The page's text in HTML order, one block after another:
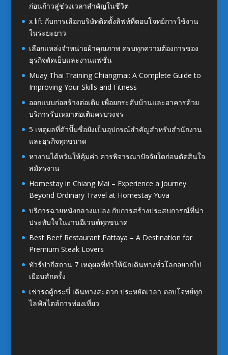
ก่อนก้าวสู่ช่วงเวลาสำคัญในชีวิต
x lift กับการเลือกบริษัทติดตั้งลิฟท์ที่ตอบโจทย์การใช้งาน
ในระยะยาว
เลือกแหล่งจำหน่ายผ้าคุณภาพ ครบทุกความต้องการของ
ธุรกิจตัดเย็บและงานแฟชั่น
Muay Thai Training Chiangmai: A Complete Guide to
Improving Your Skills and Fitness
ออกแบบก่อสร้างต่อเติม เพื่อยกระดับบ้านและอาคารด้วย
บริการรับเหมาต่อเติมครบวงจร
5 เหตุผลที่ตัวปั๊มชื่อยังเป็นอุปกรณ์สำคัญสำหรับสำนักงาน
และธุรกิจทุกขนาด
หางานไต้หวันให้คุ้มค่า ควรพิจารณาปัจจัยใดก่อนตัดสินใจ
สมัครงาน
Homestay in Chiang Mai – Experience a Journey
Beyond Ordinary Travel at Homestay Yuva
บริการฉายหนังกลางแปลง กับการสร้างประสบการณ์ที่น่า
ประทับใจในงานอีเวนต์ทุกขนาด
Best Beef Restaurant Pattaya – A Destination for
Premium Steak Lovers
ทัวร์ปากีสถาน 7 เหตุผลที่ทำให้นักเดินทางทั่วโลกอยากไป
เยือนสักครั้ง
เช่ารถตู้กระบี่ เดินทางสะดวก ประหยัดเวลา ตอบโจทย์ทุก
ไลฟ์สไตล์การท่องเที่ยว